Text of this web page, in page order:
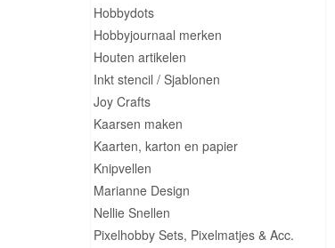
Hobbydots
Hobbyjournaal merken
Houten artikelen
Inkt stencil / Sjablonen
Joy Crafts
Kaarsen maken
Kaarten, karton en papier
Knipvellen
Marianne Design
Nellie Snellen
Pixelhobby Sets, Pixelmatjes & Acc.